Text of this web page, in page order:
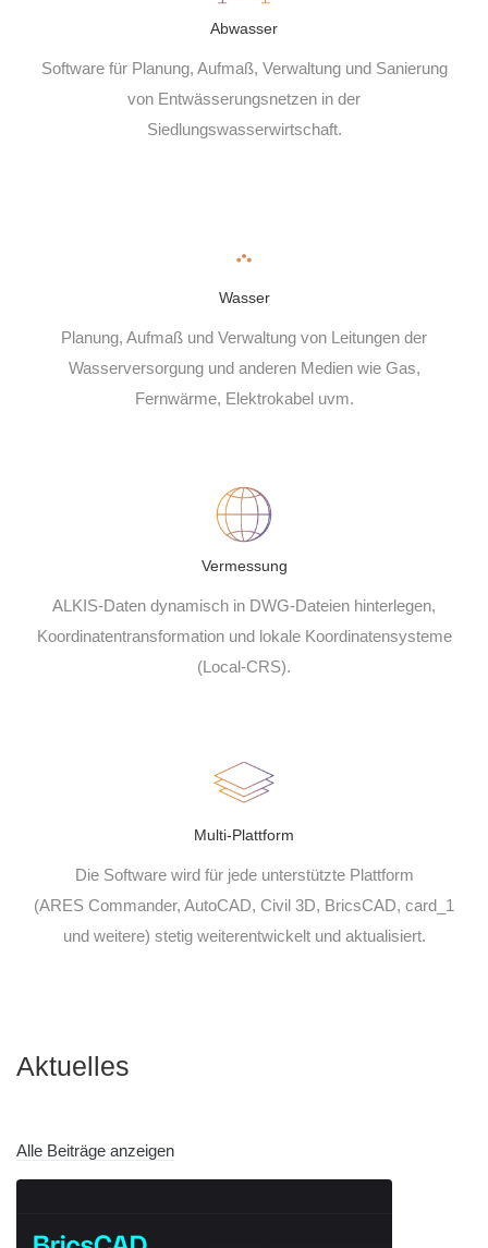
Abwasser
Software für Planung, Aufmaß, Verwaltung und Sanierung
von Entwässerungsnetzen in der
Siedlungswasserwirtschaft.
Wasser
Planung, Aufmaß und Verwaltung von Leitungen der
Wasserversorgung und anderen Medien wie Gas,
Fernwärme, Elektrokabel uvm.
Vermessung
ALKIS-Daten dynamisch in DWG-Dateien hinterlegen,
Koordinatentransformation und lokale Koordinatensysteme
(Local-CRS).
Multi-Plattform
Die Software wird für jede unterstützte Plattform
(ARES Commander, AutoCAD, Civil 3D, BricsCAD, card_1
und weitere) stetig weiterentwickelt und aktualisiert.
Aktuelles
Alle Beiträge anzeigen